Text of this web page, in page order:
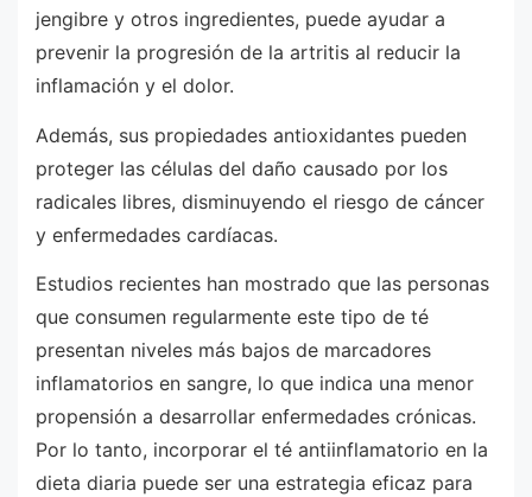
jengibre y otros ingredientes, puede ayudar a
prevenir la progresión de la artritis al reducir la
inflamación y el dolor.
Además, sus propiedades antioxidantes pueden
proteger las células del daño causado por los
radicales libres, disminuyendo el riesgo de cáncer
y enfermedades cardíacas.
Estudios recientes han mostrado que las personas
que consumen regularmente este tipo de té
presentan niveles más bajos de marcadores
inflamatorios en sangre, lo que indica una menor
propensión a desarrollar enfermedades crónicas.
Por lo tanto, incorporar el té antiinflamatorio en la
dieta diaria puede ser una estrategia eficaz para